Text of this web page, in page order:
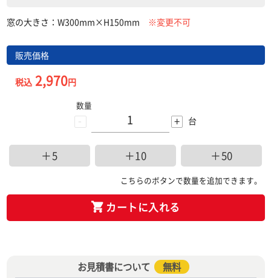
窓の大きさ：W300mm×H150mm ※変更不可
販売価格
税込2,970円
-
数量
+ 台
＋5 ＋10 ＋50
こちらのボタンで数量を追加できます。
カートに入れる
お見積書について 無料